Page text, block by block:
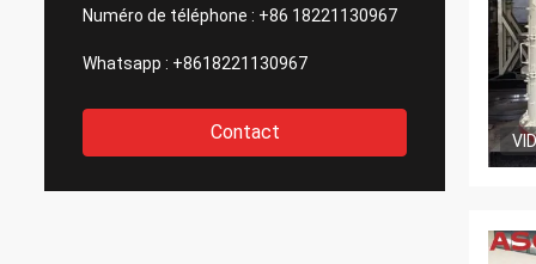
Numéro de téléphone : +86 18221130967
Whatsapp : +8618221130967
Contact